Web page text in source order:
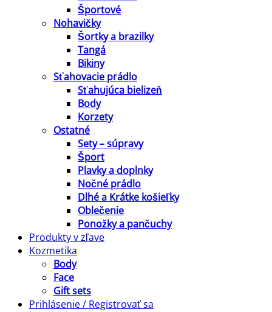
Športové
Nohavičky
Šortky a brazilky
Tangá
Bikiny
Sťahovacie prádlo
Sťahujúca bielizeň
Body
Korzety
Ostatné
Sety – súpravy
Šport
Plavky a doplnky
Nočné prádlo
Dlhé a Krátke košieľky
Oblečenie
Ponožky a pančuchy
Produkty v zľave
Kozmetika
Body
Face
Gift sets
Prihlásenie / Registrovať sa